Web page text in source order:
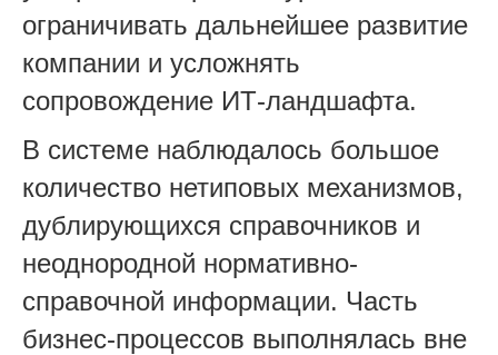
ограничивать дальнейшее развитие
компании и усложнять
сопровождение ИТ-ландшафта.
В системе наблюдалось большое
количество нетиповых механизмов,
дублирующихся справочников и
неоднородной нормативно-
справочной информации. Часть
бизнес-процессов выполнялась вне